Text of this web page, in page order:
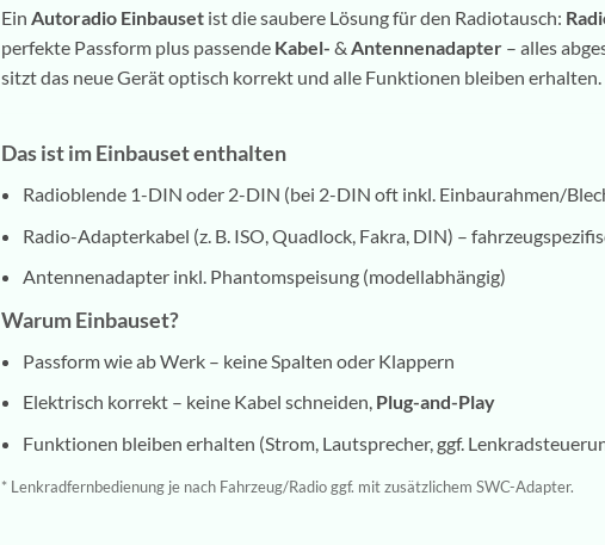
Ein Autoradio Einbauset ist die saubere Lösung für den Radiotausch:
perfekte Passform plus passende Kabel- & Antennenadapter – alles
sitzt das neue Gerät optisch korrekt und alle Funktionen bleiben erhalten.
Das ist im Einbauset enthalten
Radioblende 1-DIN oder 2-DIN (bei 2-DIN oft inkl. Einbaurahmen/
Radio-Adapterkabel (z. B. ISO, Quadlock, Fakra, DIN) –
Antennenadapter inkl. Phantomspeisung (modellabhängig)
Warum Einbauset?
Passform wie ab Werk – keine Spalten oder Klappern
Elektrisch korrekt – keine Kabel schneiden, Plug-and-Play
Funktionen bleiben erhalten (Strom, Lautsprecher, ggf.
* Lenkradfernbedienung je nach Fahrzeug/Radio ggf. mit zusätzlichem SWC-Adapter.